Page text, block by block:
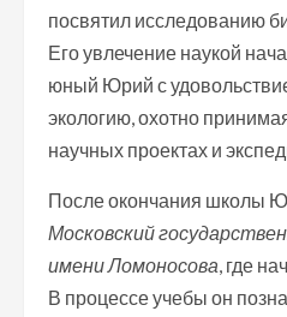
посвятил исследованию
Его увлечение наукой
юный Юрий с
экологию, охотно
научных проектах и
После окончания школы
Московский
имени Ломоносова, где
В процессе учебы он